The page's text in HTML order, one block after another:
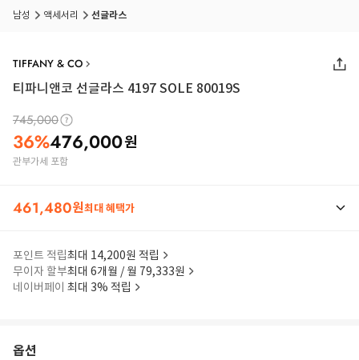
남성 액세서리 선글라스
TIFFANY & CO
티파니앤코 선글라스 4197 SOLE 80019S
745,000
36%476,000원
관부가세 포함
461,480원최대 혜택가
포인트 적립최대 14,200원 적립
무이자 할부최대 6개월 / 월 79,333원
네이버페이 최대 3% 적립
옵션